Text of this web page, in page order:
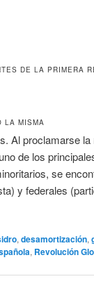
DE LA PRIMERA
LA MISMA
Al proclamarse la
de los
se
y federales
, desamortización,
, Revolución